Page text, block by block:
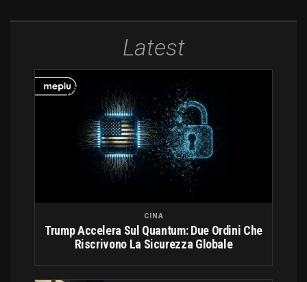
Latest
CINA
Trump Accelera Sul Quantum: Due Ordini Che
Riscrivono La Sicurezza Globale